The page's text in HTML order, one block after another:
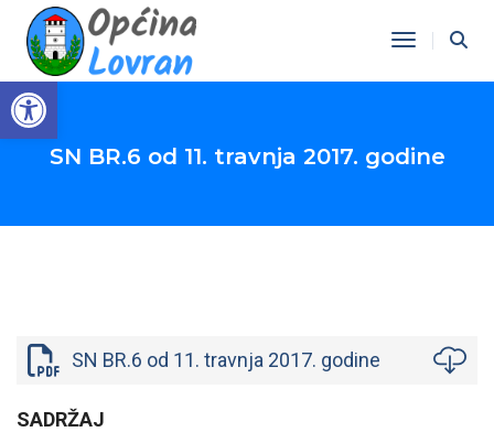
Open toolbar
Toggle
SN BR.6 od 11. travnja 2017. godine
SN BR.6 od 11. travnja 2017. godine
SADRŽAJ